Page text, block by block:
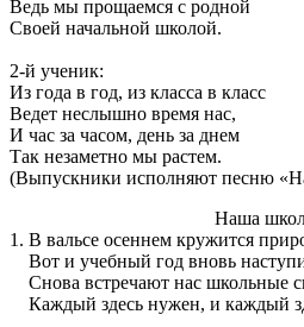
Ведь мы прощаемся с родной
Своей начальной школой.
2-й ученик:
Из года в год, из класса в класс
Ведет неслышно время нас,
И час за часом, день за днем
Так незаметно мы растем.
(Выпускники исполняют песню
Наша
1. В вальсе осеннем кружится
Вот и учебный год вновь
Снова встречают нас школьные
Каждый здесь нужен, и каждый